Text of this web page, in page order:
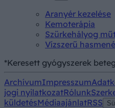
Aranyér kezelése
Kemoterápia
Szürkehályog
Vízszerű
*Keresett gyógyszerek
ArchívumImpresszum
jogi nyilatkozatRólunk
küldetésMédiaajánlatRSS